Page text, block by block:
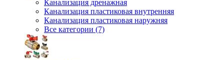
Канализация дренажная
Канализация пластиковая внутренняя
Канализация пластиковая наружняя
Все категории (7)